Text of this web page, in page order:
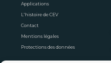
Applications
L'histoire de CEV
Contact
Mentions légales
Protections des données